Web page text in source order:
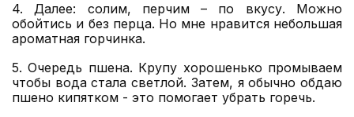
4. Далее: солим, перчим – по вкусу. Можно
обойтись и без перца. Но мне нравится небольшая
ароматная горчинка.
5. Очередь пшена. Крупу хорошенько промываем
чтобы вода стала светлой. Затем, я обычно обдаю
пшено кипятком - это помогает убрать горечь.